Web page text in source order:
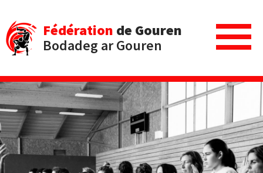
Fédération de Gouren
Bodadeg ar Gouren